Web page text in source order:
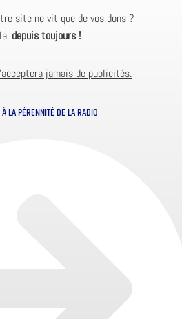
site ne vit que de vos dons ?
depuis toujours !
jamais de publicités.
LA PÉRENNITÉ DE LA RADIO